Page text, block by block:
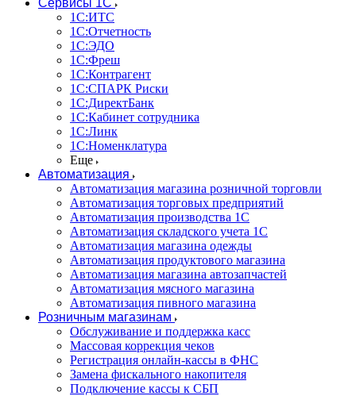
Сервисы 1С
1С:ИТС
1С:Отчетность
1С:ЭДО
1С:Фреш
1С:Контрагент
1С:CПАРК Риски
1С:ДиректБанк
1С:Кабинет сотрудника
1С:Линк
1С:Номенклатура
Еще
Автоматизация
Автоматизация магазина розничной торговли
Автоматизация торговых предприятий
Автоматизация производства 1С
Автоматизация складского учета 1C
Автоматизация магазина одежды
Автоматизация продуктового магазина
Автоматизация магазина автозапчастей
Автоматизация мясного магазина
Автоматизация пивного магазина
Розничным магазинам
Обслуживание и поддержка касс
Массовая коррекция чеков
Регистрация онлайн-кассы в ФНС
Замена фискального накопителя
Подключение кассы к СБП